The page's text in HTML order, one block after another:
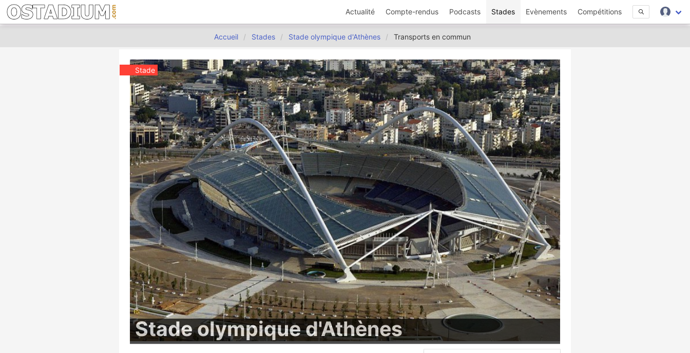
Actualité Compte-rendus Podcasts Stades Evènements Compétitions
Accueil Stades Stade olympique d'Athènes Transports en commun
Stade
Stade olympique d'Athènes